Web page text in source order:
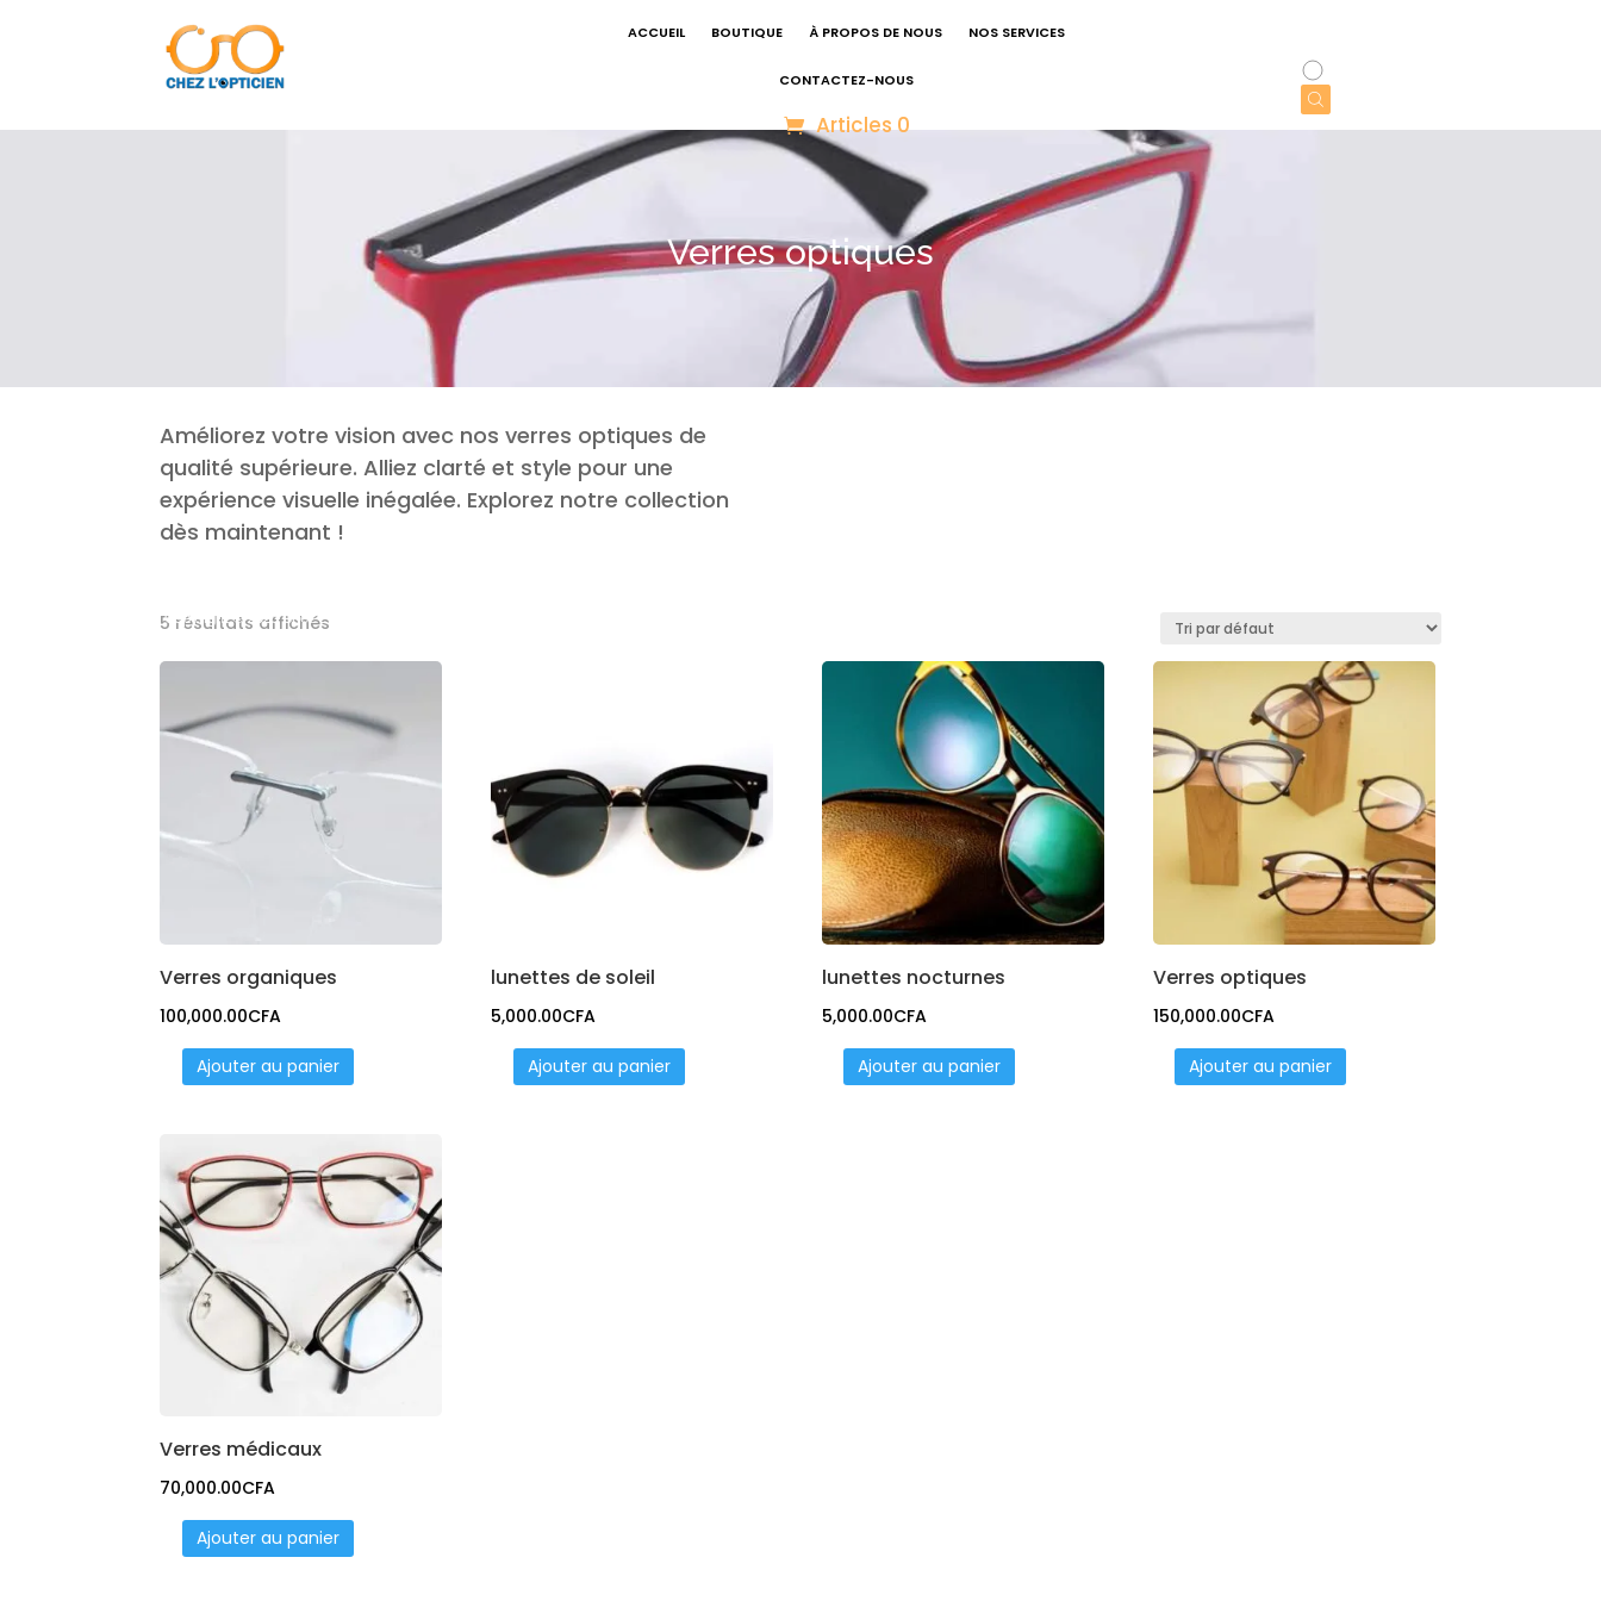
ACCUEIL BOUTIQUE À PROPOS DE NOUS NOS SERVICES
CONTACTEZ-NOUS
Articles 0
Verres optiques
Améliorez votre vision avec nos verres optiques de
qualité supérieure. Alliez clarté et style pour une
expérience visuelle inégalée. Explorez notre collection
dès maintenant !
5 résultats affichés
Verres organiques
100,000.00CFA
Ajouter au panier
lunettes de soleil
5,000.00CFA
Ajouter au panier
lunettes nocturnes
5,000.00CFA
Ajouter au panier
Verres optiques
150,000.00CFA
Ajouter au panier
Verres médicaux
70,000.00CFA
Ajouter au panier
Copyright © 2026 Chez L'opticien All Rights Reserved.